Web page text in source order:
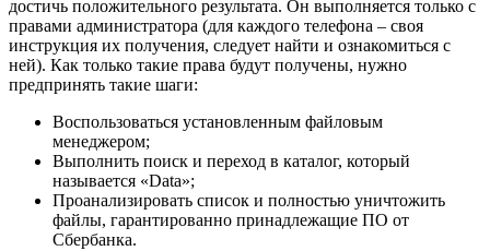
достичь положительного результата. Он выполняется только с
правами администратора (для каждого телефона – своя
инструкция их получения, следует найти и ознакомиться с
ней). Как только такие права будут получены, нужно
предпринять такие шаги:
Воспользоваться установленным файловым
менеджером;
Выполнить поиск и переход в каталог, который
называется «Data»;
Проанализировать список и полностью уничтожить
файлы, гарантированно принадлежащие ПО от
Сбербанка.